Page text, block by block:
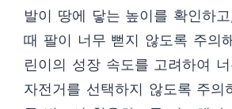
발이 땅에 닿는 높이를 확인하
때 팔이 너무 뻗지 않도록 주의
린이의 성장 속도를 고려하여
자전거를 선택하지 않도록 주의